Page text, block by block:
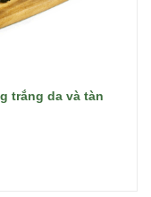
trắng da và tàn